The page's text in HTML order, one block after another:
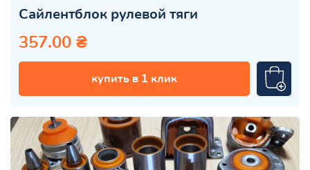
Сайлентблок рулевой тяги
357.00 ₴
купить в 1 клик